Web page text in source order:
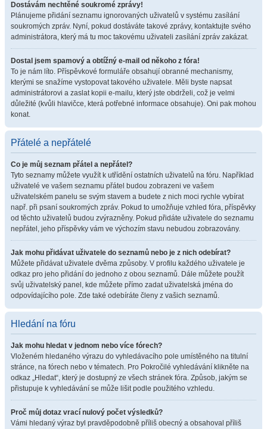
Dostávám nechtěné soukromé zprávy!
Plánujeme přidání seznamu ignorovaných uživatelů v systému zasílání
soukromých zpráv. Nyní, pokud dostáváte takové zprávy, kontaktujte svého
administrátora, který má tu moc takovému uživateli zasílání zpráv zakázat.
Dostal jsem spamový a obtížný e-mail od někoho z fóra!
To je nám líto. Příspěvkové formuláře obsahují obranné mechanismy,
kterými se snažíme vystopovat takového uživatele. Měli byste napsat
administrátorovi a zaslat kopii e-mailu, který jste obdrželi, což je velmi
důležité (kvůli hlavičce, která potřebné informace obsahuje). Oni pak mohou
konat.
Přátelé a nepřátelé
Co je můj seznam přátel a nepřátel?
Tyto seznamy můžete využít k utřídění ostatních uživatelů na fóru. Například
uživatelé ve vašem seznamu přátel budou zobrazeni ve vašem
uživatelském panelu se svým stavem a budete z nich moci rychle vybírat
např. při psaní soukromých zpráv. Pokud to umožňuje vzhled fóra, příspěvky
od těchto uživatelů budou zvýrazněny. Pokud přidáte uživatele do seznamu
nepřátel, jeho příspěvky vám ve výchozím stavu nebudou zobrazovány.
Jak mohu přidávat uživatele do seznamů nebo je z nich odebírat?
Můžete přidávat uživatele dvěma způsoby. V profilu každého uživatele je
odkaz pro jeho přidání do jednoho z obou seznamů. Dále můžete použít
svůj uživatelský panel, kde můžete přímo zadat uživatelská jména do
odpovídajícího pole. Zde také odebíráte členy z vašich seznamů.
Hledání na fóru
Jak mohu hledat v jednom nebo více fórech?
Vloženém hledaného výrazu do vyhledávacího pole umístěného na titulní
stránce, na fórech nebo v tématech. Pro Pokročilé vyhledávání klikněte na
odkaz „Hledat“, který je dostupný ze všech stránek fóra. Způsob, jakým se
přistupuje k vyhledávání se může lišit podle použitého vzhledu.
Proč můj dotaz vrací nulový počet výsledků?
Vámi hledaný výraz byl pravděpodobně příliš obecný a obsahoval příliš